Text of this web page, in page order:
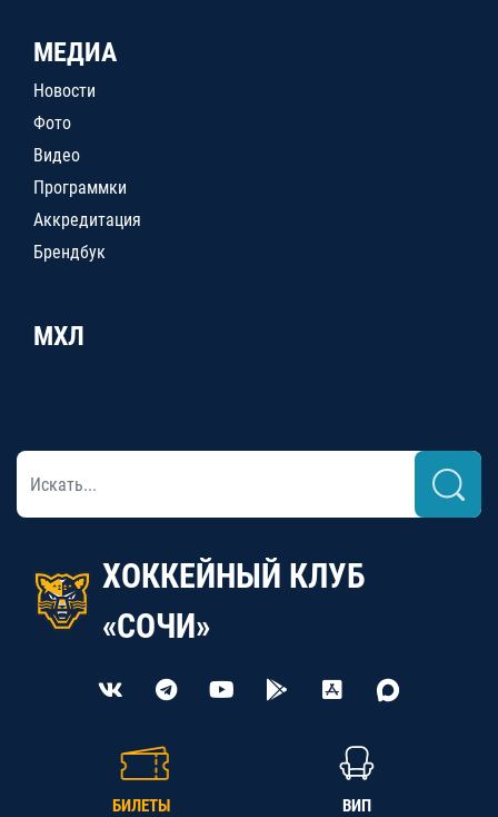
МЕДИА
Новости
Фото
Видео
Программки
Аккредитация
Брендбук
МХЛ
ХОККЕЙНЫЙ КЛУБ
«СОЧИ»
БИЛЕТЫ ВИП